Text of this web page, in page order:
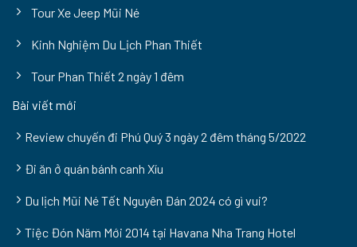
Tour Xe Jeep Mũi Né
Kinh Nghiệm Du Lịch Phan Thiết
Tour Phan Thiết 2 ngày 1 đêm
Bài viết mới
Review chuyến đi Phú Quý 3 ngày 2 đêm tháng 5/2022
Đi ăn ở quán bánh canh Xíu
Du lịch Mũi Né Tết Nguyên Đán 2024 có gì vui?
Tiệc Đón Năm Mới 2014 tại Havana Nha Trang Hotel